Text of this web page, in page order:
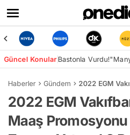
Güncel KonularBastonla Vurdu!
Haberler Gündem 2022 EGM
2022 EGM
Maaş Promosyonu